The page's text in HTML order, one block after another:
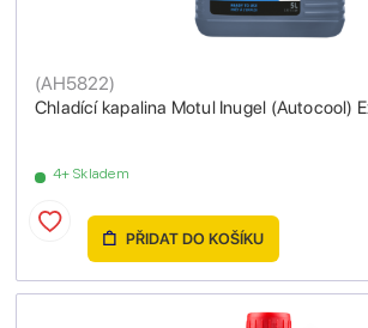
Chladící kapalina Motul Inugel (Autocool)
(AH5822)
4+ Skladem
PŘIDAT DO KOŠÍKU